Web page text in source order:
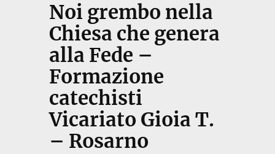
Noi grembo nella
Chiesa che genera
alla Fede –
Formazione
catechisti
Vicariato Gioia T.
– Rosarno